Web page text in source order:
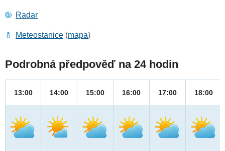
Radar
Meteostanice (mapa)
Podrobná předpověď na 24 hodin
13:00 14:00 15:00 16:00 17:00 18:00